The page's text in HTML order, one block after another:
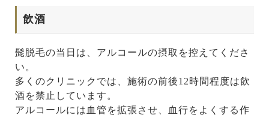
飲酒
髭脱毛の当日は、アルコールの摂取を控えてくださ
い。
多くのクリニックでは、施術の前後12時間程度は飲
酒を禁止しています。
アルコールには血管を拡張させ、血行をよくする作